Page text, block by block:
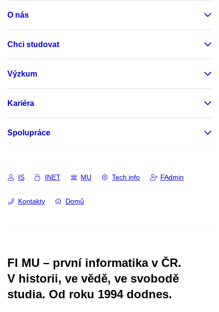
O nás
Chci studovat
Výzkum
Kariéra
Spolupráce
IS INET MU Tech info FAdmin
Kontakty Domů
FI MU – první informatika v ČR.
V historii, ve vědě, ve svobodě
studia. Od roku 1994 dodnes.